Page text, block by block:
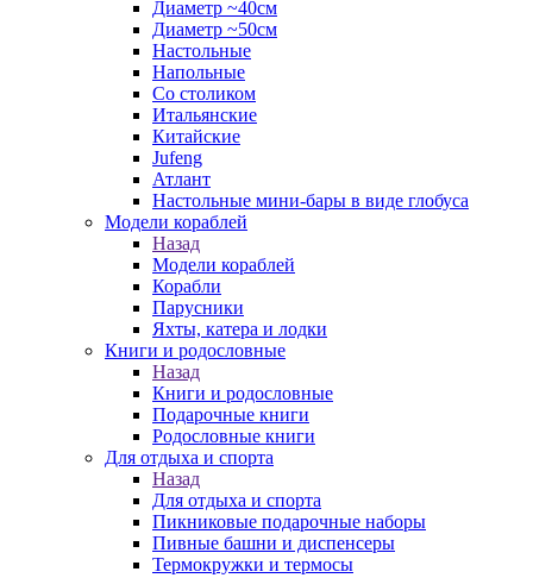
Диаметр ~40см
Диаметр ~50см
Настольные
Напольные
Со столиком
Итальянские
Китайские
Jufeng
Атлант
Настольные мини-бары в виде глобуса
Модели кораблей
Назад
Модели кораблей
Корабли
Парусники
Яхты, катера и лодки
Книги и родословные
Назад
Книги и родословные
Подарочные книги
Родословные книги
Для отдыха и спорта
Назад
Для отдыха и спорта
Пикниковые подарочные наборы
Пивные башни и диспенсеры
Термокружки и термосы